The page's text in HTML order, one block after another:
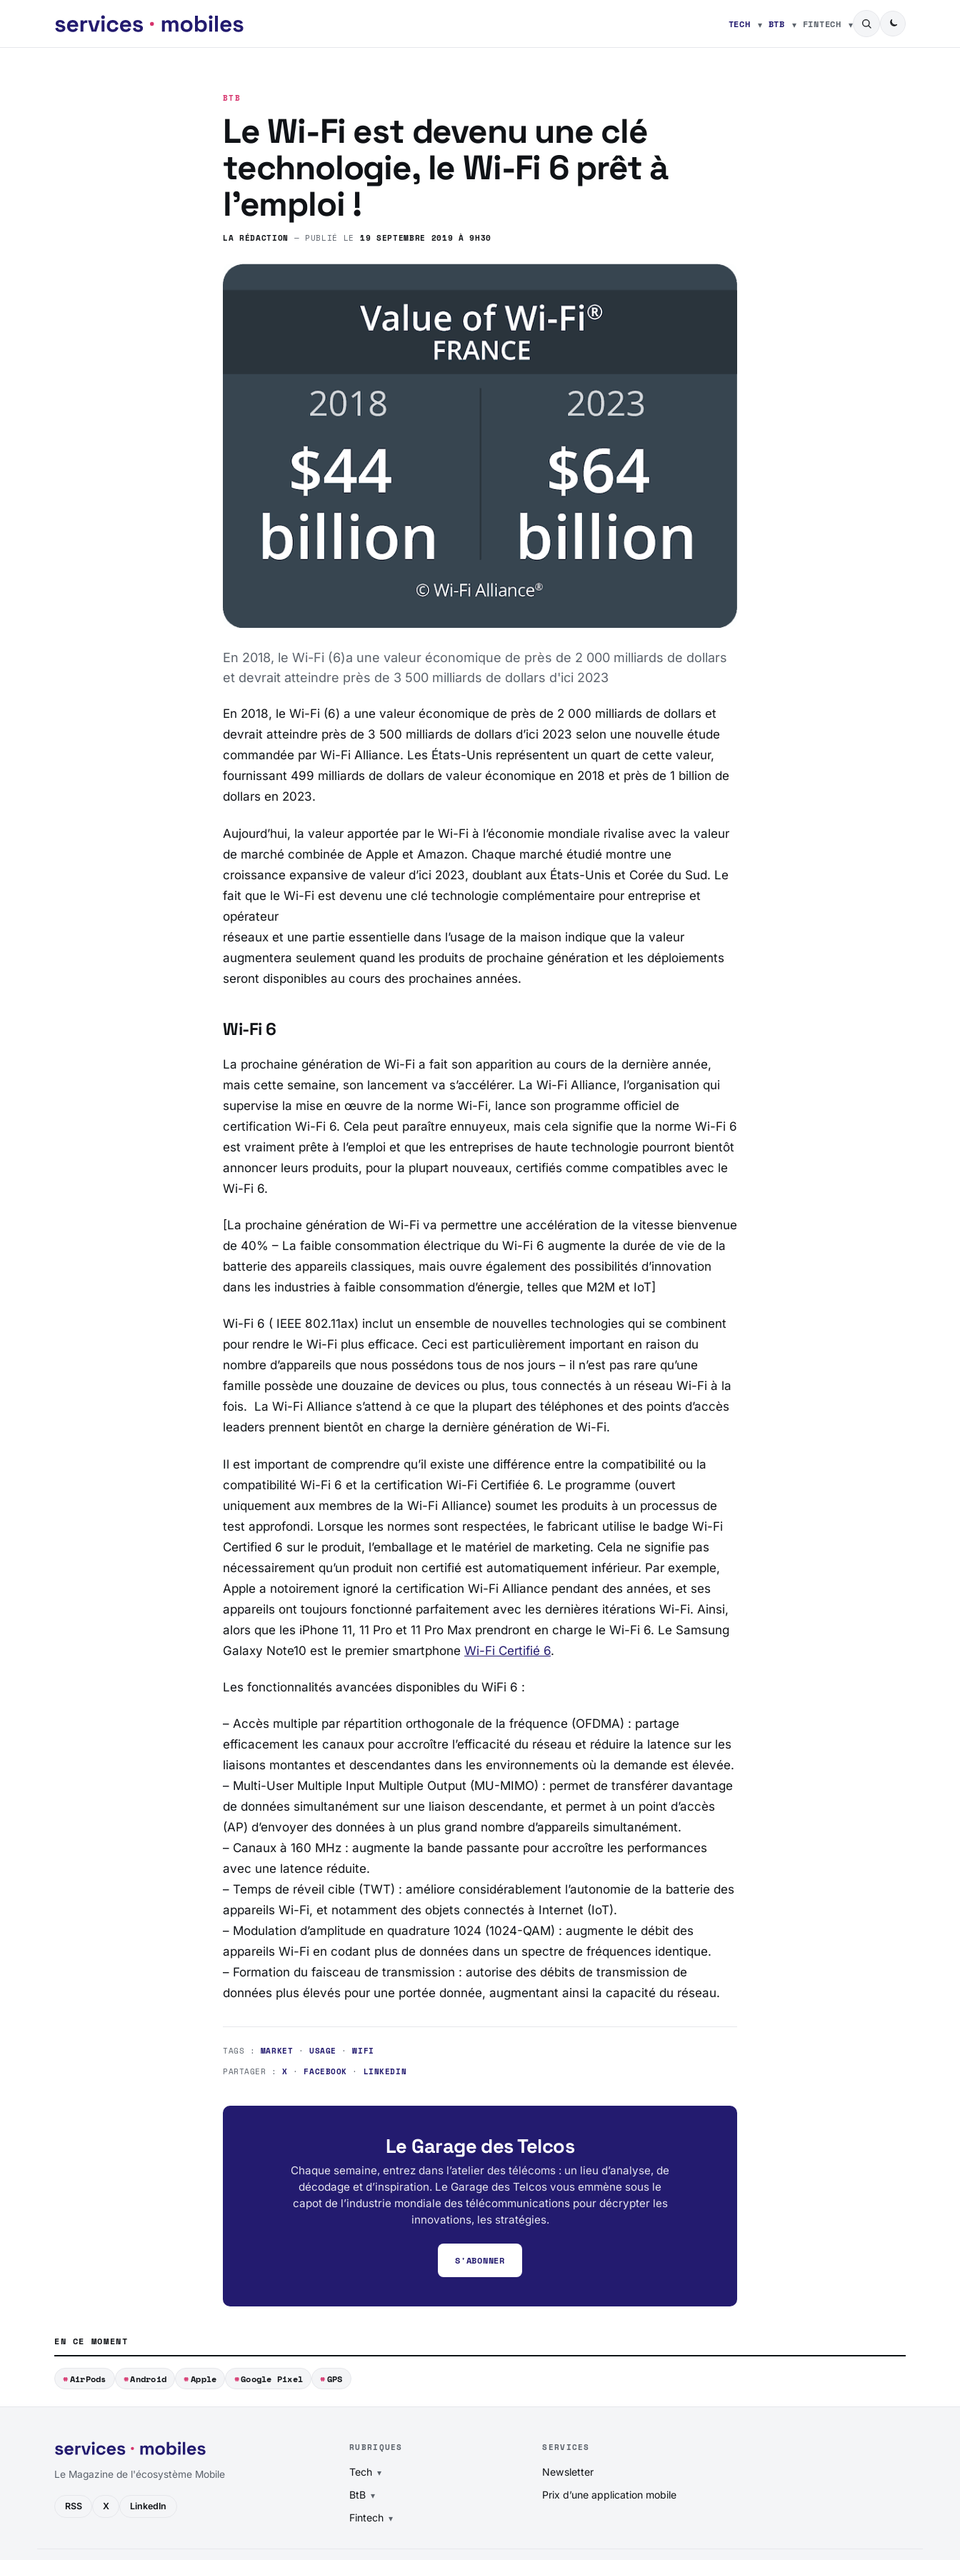
TECH BTB FINTECH
BTB
Le Wi-Fi est devenu une clé
technologie, le Wi-Fi 6 prêt à
l’emploi !
LA RÉDACTION — PUBLIÉ LE 19 SEPTEMBRE 2019 À 9H30
En 2018, le Wi-Fi (6)a une valeur économique de près de 2 000 milliards de dollars
et devrait atteindre près de 3 500 milliards de dollars d'ici 2023
En 2018, le Wi-Fi (6) a une valeur économique de près de 2 000 milliards de dollars et
devrait atteindre près de 3 500 milliards de dollars d’ici 2023 selon une nouvelle étude
commandée par Wi-Fi Alliance. Les États-Unis représentent un quart de cette valeur,
fournissant 499 milliards de dollars de valeur économique en 2018 et près de 1 billion de
dollars en 2023.
Aujourd’hui, la valeur apportée par le Wi-Fi à l’économie mondiale rivalise avec la valeur
de marché combinée de Apple et Amazon. Chaque marché étudié montre une
croissance expansive de valeur d’ici 2023, doublant aux États-Unis et Corée du Sud. Le
fait que le Wi-Fi est devenu une clé technologie complémentaire pour entreprise et
opérateur
réseaux et une partie essentielle dans l’usage de la maison indique que la valeur
augmentera seulement quand les produits de prochaine génération et les déploiements
seront disponibles au cours des prochaines années.
Wi-Fi 6
La prochaine génération de Wi-Fi a fait son apparition au cours de la dernière année,
mais cette semaine, son lancement va s’accélérer. La Wi-Fi Alliance, l’organisation qui
supervise la mise en œuvre de la norme Wi-Fi, lance son programme officiel de
certification Wi-Fi 6. Cela peut paraître ennuyeux, mais cela signifie que la norme Wi-Fi 6
est vraiment prête à l’emploi et que les entreprises de haute technologie pourront bientôt
annoncer leurs produits, pour la plupart nouveaux, certifiés comme compatibles avec le
Wi-Fi 6.
[La prochaine génération de Wi-Fi va permettre une accélération de la vitesse bienvenue
de 40% – La faible consommation électrique du Wi-Fi 6 augmente la durée de vie de la
batterie des appareils classiques, mais ouvre également des possibilités d’innovation
dans les industries à faible consommation d’énergie, telles que M2M et IoT]
Wi-Fi 6 ( IEEE 802.11ax) inclut un ensemble de nouvelles technologies qui se combinent
pour rendre le Wi-Fi plus efficace. Ceci est particulièrement important en raison du
nombre d’appareils que nous possédons tous de nos jours – il n’est pas rare qu’une
famille possède une douzaine de devices ou plus, tous connectés à un réseau Wi-Fi à la
fois. La Wi-Fi Alliance s’attend à ce que la plupart des téléphones et des points d’accès
leaders prennent bientôt en charge la dernière génération de Wi-Fi.
Il est important de comprendre qu’il existe une différence entre la compatibilité ou la
compatibilité Wi-Fi 6 et la certification Wi-Fi Certifiée 6. Le programme (ouvert
uniquement aux membres de la Wi-Fi Alliance) soumet les produits à un processus de
test approfondi. Lorsque les normes sont respectées, le fabricant utilise le badge Wi-Fi
Certified 6 sur le produit, l’emballage et le matériel de marketing. Cela ne signifie pas
nécessairement qu’un produit non certifié est automatiquement inférieur. Par exemple,
Apple a notoirement ignoré la certification Wi-Fi Alliance pendant des années, et ses
appareils ont toujours fonctionné parfaitement avec les dernières itérations Wi-Fi. Ainsi,
alors que les iPhone 11, 11 Pro et 11 Pro Max prendront en charge le Wi-Fi 6. Le Samsung
Galaxy Note10 est le premier smartphone Wi-Fi Certifié 6.
Les fonctionnalités avancées disponibles du WiFi 6 :
– Accès multiple par répartition orthogonale de la fréquence (OFDMA) : partage
efficacement les canaux pour accroître l’efficacité du réseau et réduire la latence sur les
liaisons montantes et descendantes dans les environnements où la demande est élevée.
– Multi-User Multiple Input Multiple Output (MU-MIMO) : permet de transférer davantage
de données simultanément sur une liaison descendante, et permet à un point d’accès
(AP) d’envoyer des données à un plus grand nombre d’appareils simultanément.
– Canaux à 160 MHz : augmente la bande passante pour accroître les performances
avec une latence réduite.
– Temps de réveil cible (TWT) : améliore considérablement l’autonomie de la batterie des
appareils Wi-Fi, et notamment des objets connectés à Internet (IoT).
– Modulation d’amplitude en quadrature 1024 (1024-QAM) : augmente le débit des
appareils Wi-Fi en codant plus de données dans un spectre de fréquences identique.
– Formation du faisceau de transmission : autorise des débits de transmission de
données plus élevés pour une portée donnée, augmentant ainsi la capacité du réseau.
TAGS : MARKET · USAGE ·WIFI
PARTAGER :X · FACEBOOK · LINKEDIN
Le Garage des Telcos
Chaque semaine, entrez dans l’atelier des télécoms : un lieu d’analyse, de
décodage et d’inspiration. Le Garage des Telcos vous emmène sous le
capot de l’industrie mondiale des télécommunications pour décrypter les
innovations, les stratégies.
S'ABONNER
EN CE MOMENT
AirPods Android Apple Google Pixel GPS
Le Magazine de l'écosystème Mobile
RSS X LinkedIn
RUBRIQUES
Tech
BtB
Fintech
SERVICES
Newsletter
Prix d’une application mobile